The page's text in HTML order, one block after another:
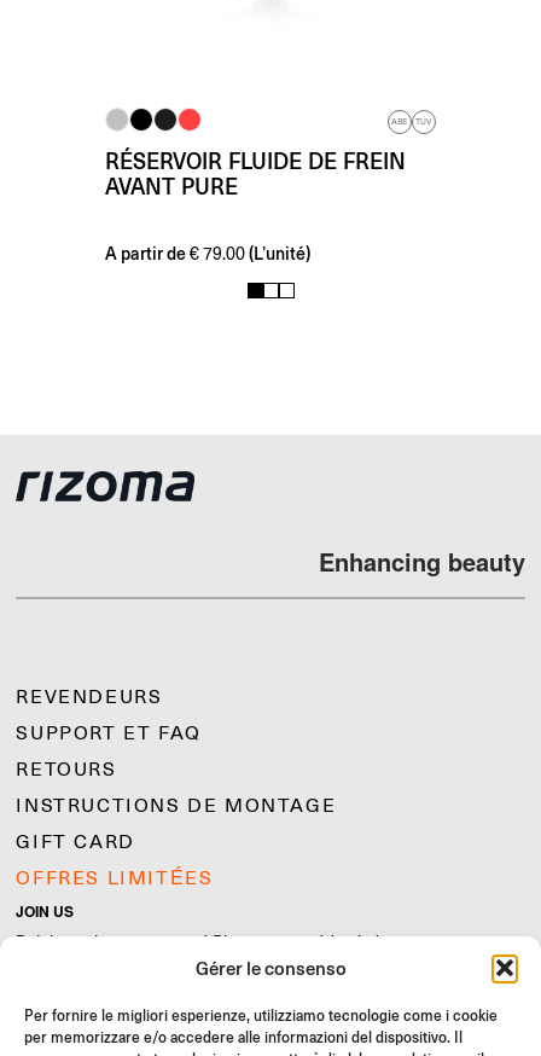
Gérer le consenso
Per fornire le migliori esperienze, utilizziamo tecnologie come i cookie
per memorizzare e/o accedere alle informazioni del dispositivo. Il
ABE TUV
RÉSERVOIR FLUIDE DE FREIN
AVANT PURE
A partir de €79.00 (L’unité)
1 2 3
Enhancing beauty
REVENDEURS
SUPPORT ET FAQ
RETOURS
INSTRUCTIONS DE MONTAGE
GIFT CARD
OFFRES LIMITÉES
JOIN US
Rejoignez la communauté Rizoma et accédez à des contenus
exclusifs et des offres spéciales !
Inscrivez-
vous